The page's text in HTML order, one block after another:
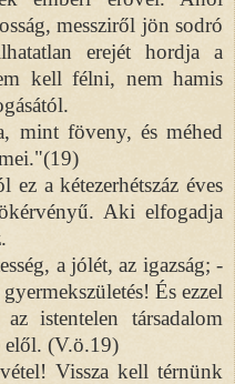
messziről jön sodró
erejét hordja a
kell félni, nem hamis
mint föveny, és méhed
ez a kétezerhétszáz éves
Aki elfogadja
a jólét, az igazság; -
És ezzel
istentelen társadalom
elől. (V.ö.19)
Vissza kell térnünk